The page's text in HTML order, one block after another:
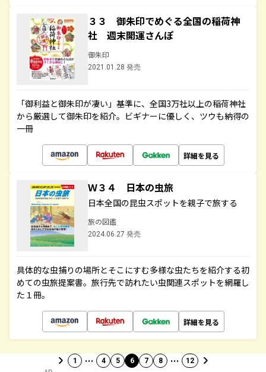
３３ 御朱印でめぐる全国の稲荷神
社 週末開運さんぽ
御朱印
2021.01.28 発売
「御利益と御朱印が凄い」基準に、全国3万社以上の稲荷神社
から厳選して御朱印を紹介。ビギナーに優しく、ツウも納得の
一冊
詳細を見る
Ｗ３４ 日本の虫旅
日本全国の昆虫スポットを親子で旅する
旅の図鑑
2024.06.27 発売
具体的な虫捕りの場所とそこにすむ多様な虫たちを紹介する初
めての虫旅提案書。旅行先で訪れたい虫関連スポットを網羅し
た１冊。
詳細を見る
1 … 4 5 6 7 8 … 12